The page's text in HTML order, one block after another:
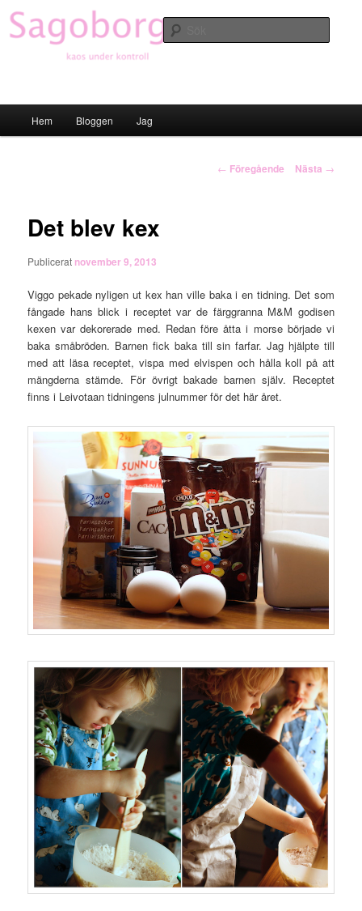
Hoppa
till
primärt
Hem Bloggen Jag
Inläggsnavigering
← Föregående Nästa →
Det blev kex
Publicerat november 9, 2013
Viggo pekade nyligen ut kex han ville baka i en tidning. Det som
fångade hans blick i receptet var de färggranna M&M godisen
kexen var dekorerade med. Redan före åtta i morse började vi
baka småbröden. Barnen fick baka till sin farfar. Jag hjälpte till
med att läsa receptet, vispa med elvispen och hålla koll på att
mängderna stämde. För övrigt bakade barnen själv. Receptet
finns i Leivotaan tidningens julnummer för det här året.